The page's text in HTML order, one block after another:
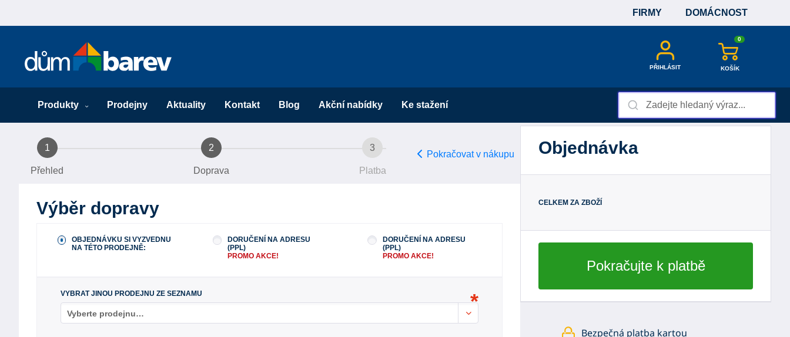
FIRMY DOMÁCNOST
PŘIHLÁSIT
0
KOŠÍK
Produkty Prodejny Aktuality Kontakt Blog Akční nabídky Ke stažení
1
Přehled
2
Doprava
3
Platba
Pokračovat v nákupu
Výběr dopravy
OBJEDNÁVKU SI VYZVEDNU
NA TÉTO PRODEJNĚ:
DORUČENÍ NA ADRESU
(PPL)
PROMO AKCE!
DORUČENÍ NA ADRESU
(PPL)
PROMO AKCE!
VYBRAT JINOU PRODEJNU ZE SEZNAMU
Vyberte prodejnu…
Objednávka
CELKEM ZA ZBOŽÍ
Bezpečná platba kartou